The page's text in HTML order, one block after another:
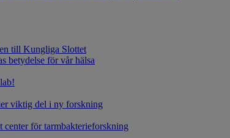
till Kungliga Slottet
betydelse för vår hälsa
viktig del i ny forskning
för tarmbakterieforskning